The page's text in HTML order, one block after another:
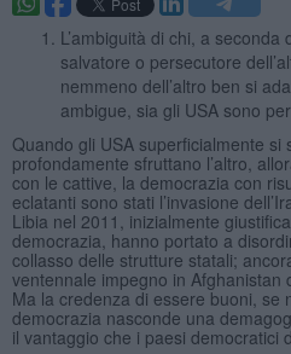
L’ambiguità di chi, a
salvatore o persecutore
nemmeno dell’altro ben si
ambigue, sia gli USA sono
Quando gli USA superficialmente si
profondamente sfruttano l’altro,
con le cattive, la democrazia con
eclatanti sono stati l’invasione
Libia nel 2011, inizialmente
democrazia, hanno portato a
collasso delle strutture statali;
ventennale impegno in Afghanistan
Ma la credenza di essere buoni, se
democrazia nasconde una
il vantaggio che i paesi democratici